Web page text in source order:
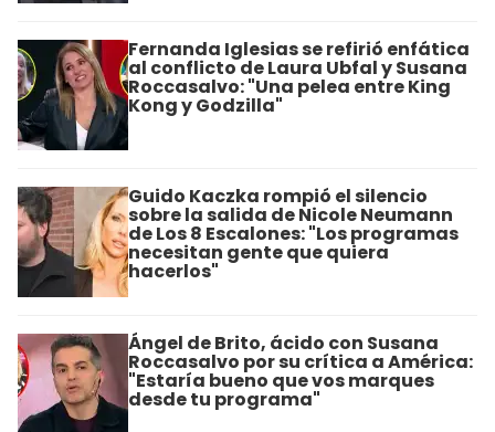
Fernanda Iglesias se refirió enfática
al conflicto de Laura Ubfal y Susana
Roccasalvo: "Una pelea entre King
Kong y Godzilla"
Guido Kaczka rompió el silencio
sobre la salida de Nicole Neumann
de Los 8 Escalones: "Los programas
necesitan gente que quiera
hacerlos"
Ángel de Brito, ácido con Susana
Roccasalvo por su crítica a América:
"Estaría bueno que vos marques
desde tu programa"